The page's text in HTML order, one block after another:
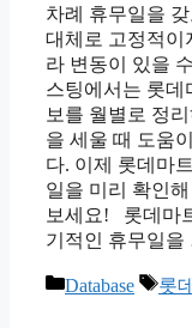
차례 휴무일을
대체로 고정적이
라 변동이 있을
스팅에서는 롯데
보를 월별로 정
을 세울 때 도움
다. 이제 롯데마
일을 미리 확인
보세요! 롯데마
기적인 휴무일
Categories
Database Tags
롯